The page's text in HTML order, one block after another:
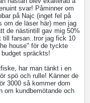
svar! Påminner om
på Najc (inget fel på
om de läser här) men jag
de nästintill gav mig 50%
till farsan..tror jag fick 10
house" för de tyckte
spräckts!
har man tänkt i en
spö och rulle! Känner de
3000 så kommer dom
om kundbemötande och